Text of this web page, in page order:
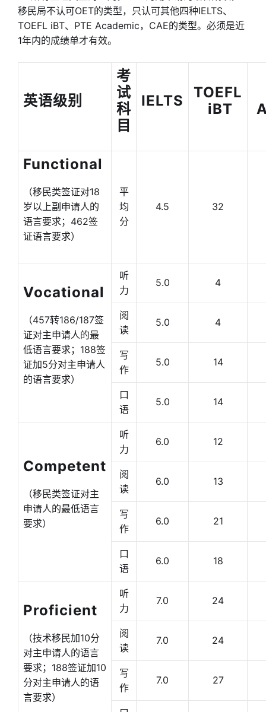
移民局不认可OET的类型，只认可其他四种IELTS、
TOEFL iBT、PTE Academic，CAE的类型。必须是近
1年内的成绩单才有效。
英语级别
考
试
科
目
IELTS
TOEFL
iBT
Functional
（移民类签证对18
岁以上副申请人的
语言要求；462签
证语言要求）
平
均
分
4.5 32
Vocational
（457转186/187签
证对主申请人的最
低语言要求；188签
证加5分对主申请人
的语言要求）
听
力
5.0 4
阅
读
5.0 4
写
作
5.0 14
口
语
5.0 14
Competent
（移民类签证对主
申请人的最低语言
要求）
听
力
6.0 12
阅
读
6.0 13
写
作
6.0 21
口
语
6.0 18
Proficient
（技术移民加10分
对主申请人的语言
要求；188签证加10
分对主申请人的语
言要求）
听
力
7.0 24
阅
读
7.0 24
写
作
7.0 27